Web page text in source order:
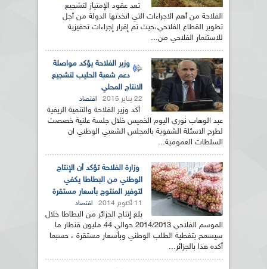
تعد عقود الإمتياز لتشجيع
الفلاحة من أهم الاجراءات التي اتخذتها الدولة من أجل
تطوير القطاع الفلاحي،حيث تم إقرار إجراءات تحفيزية
للاستثمار الفلاحي من...
وزير الفلاحة يؤكد مواصلة
دعم شعبة الحليب لتشجيع
الانتاج المحلي
22 يناير 2015 اقتصاد
أكد وزير الفلاحة والتنمية الريفية
عبد الوهاب نوري اليوم الخميس خلال جلسة علنية خصصت
لطرح الاسئلة الشفوية بالمجلس الشعبي الوطني ان
السلطات العمومية...
وزارة الفلاحة تؤكد أن الإنتاج
الوطني من البطاطا يكفي
لتوفير المنتوج بأسعار مستقرة
11 أكتوبر 2014 اقتصاد
بلغ إنتاج الجزائر من البطاطا خلال
الموسم الفلاحي 2014/2013 حوالي 44 مليون قنطار ما
سيسمح بتغطية الطلب الوطني وبأسعار مستقرة ، حسبما
أكده هذا بالجزائر...